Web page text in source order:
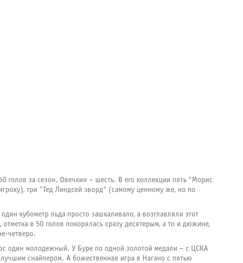
за сезон. Овечкин – шесть. В его коллекции пять "Морис
три "Тед Линдсей эворд" (самому ценному же, но по
кубометр льда просто зашкаливало, а возглавляли этот
в 50 голов покорялась сразу десятерым, а то и дюжине,
четверо.
один молодежный. У Буре по одной золотой медали – с ЦСКА
снайпером. А божественная игра в Нагано с пятью